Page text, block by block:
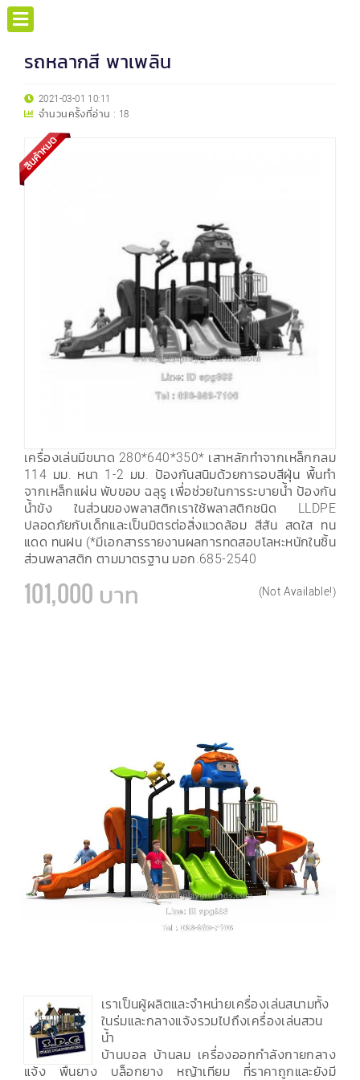
รถหลากสี พาเพลิน
2021-03-01 10:11
จำนวนครั้งที่อ่าน : 18
เครื่องเล่นมีขนาด 280*640*350* เสาหลักทำจากเหล็กกลม
114 มม. หนา 1-2 มม. ป้องกันสนิมด้วยการอบสีฝุ่น พื้นทำ
จากเหล็กแผ่น พับขอบ ฉลุรู เพื่อช่วยในการระบายน้ำ ป้องกัน
น้ำขัง ในส่วนของพลาสติกเราใช้พลาสติกชนิด LLDPE
ปลอดภัยกับเด็กและเป็นมิตรต่อสิ่งแวดล้อม สีสัน สดใส ทน
แดด ทนฝน (*มีเอกสารรายงานผลการทดสอบโลหะหนักในชิ้น
ส่วนพลาสติก ตามมาตรฐาน มอก.685-2540
101,000 บาท (Not Available!)
เราเป็นผู้ผลิตและจำหน่ายเครื่องเล่นสนามทั้ง
ในร่มและกลางแจ้งรวมไปถึงเครื่องเล่นสวน
น้ำ
บ้านบอล บ้านลม เครื่องออกกำลังกายกลาง
แจ้ง พื้นยาง บล็อกยาง หญ้าเทียม ที่ราคาถูกและยังมี